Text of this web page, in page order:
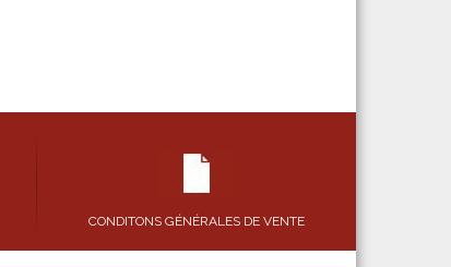
CONDITONS GÉNÉRALES DE VENTE